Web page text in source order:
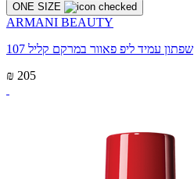
ONE SIZE
ARMANI BEAUTY
שפתון עמיד ליפ פאוור במרקם קליל 107
₪ 205